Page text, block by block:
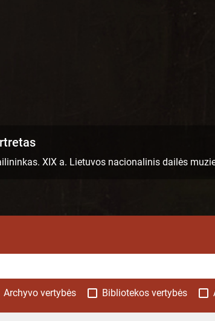
Vincentas Slendzinskis
Archyvo vertybės Bibliotekos vertybės